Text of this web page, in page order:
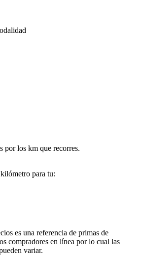
por los km que recorres.
para tu:
es una referencia de primas de
compradores en línea por lo cual las
variar.